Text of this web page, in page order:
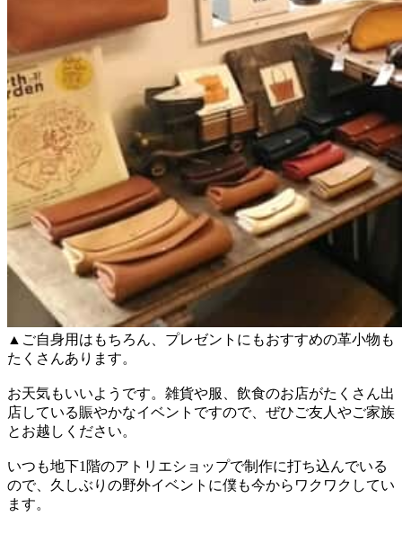
▲ご自身用はもちろん、プレゼントにもおすすめの革小物も
たくさんあります。
お天気もいいようです。雑貨や服、飲食のお店がたくさん出
店している賑やかなイベントですので、ぜひご友人やご家族
とお越しください。
いつも地下1階のアトリエショップで制作に打ち込んでいる
ので、久しぶりの野外イベントに僕も今からワクワクしてい
ます。